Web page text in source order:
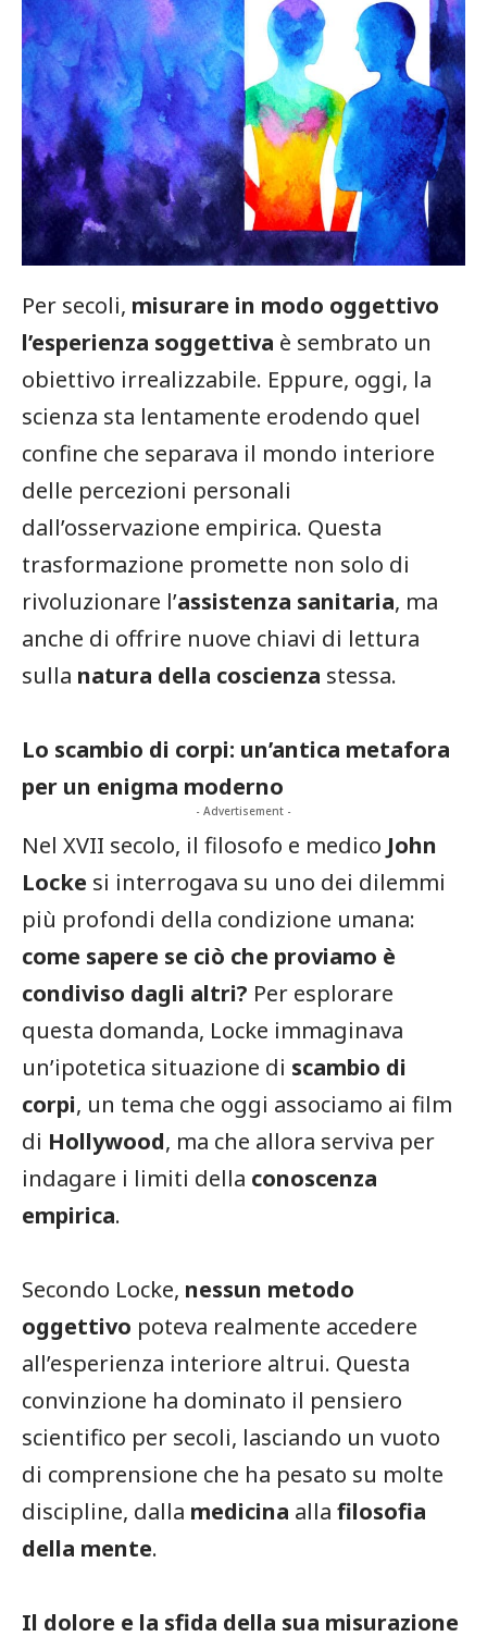
Per secoli, misurare in modo oggettivo
l’esperienza soggettiva è sembrato un
obiettivo irrealizzabile. Eppure, oggi, la
scienza sta lentamente erodendo quel
confine che separava il mondo interiore
delle percezioni personali
dall’osservazione empirica. Questa
trasformazione promette non solo di
rivoluzionare l’assistenza sanitaria, ma
anche di offrire nuove chiavi di lettura
sulla natura della coscienza stessa.
Lo scambio di corpi: un’antica metafora
per un enigma moderno
- Advertisement -
Nel XVII secolo, il filosofo e medico John
Locke si interrogava su uno dei dilemmi
più profondi della condizione umana:
come sapere se ciò che proviamo è
condiviso dagli altri? Per esplorare
questa domanda, Locke immaginava
un’ipotetica situazione di scambio di
corpi, un tema che oggi associamo ai film
di Hollywood, ma che allora serviva per
indagare i limiti della conoscenza
empirica.
Secondo Locke, nessun metodo
oggettivo poteva realmente accedere
all’esperienza interiore altrui. Questa
convinzione ha dominato il pensiero
scientifico per secoli, lasciando un vuoto
di comprensione che ha pesato su molte
discipline, dalla medicina alla filosofia
della mente.
Il dolore e la sfida della sua misurazione